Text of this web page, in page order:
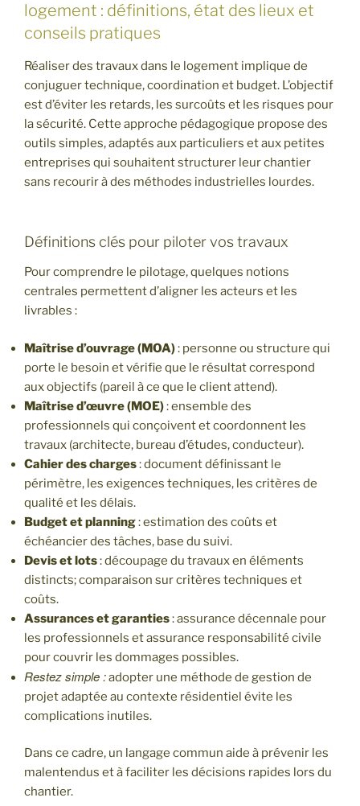
logement : définitions, état des lieux et
conseils pratiques
Réaliser des travaux dans le logement implique de
conjuguer technique, coordination et budget. L’objectif
est d’éviter les retards, les surcoûts et les risques pour
la sécurité. Cette approche pédagogique propose des
outils simples, adaptés aux particuliers et aux petites
entreprises qui souhaitent structurer leur chantier
sans recourir à des méthodes industrielles lourdes.
Définitions clés pour piloter vos travaux
Pour comprendre le pilotage, quelques notions
centrales permettent d’aligner les acteurs et les
livrables :
Maîtrise d’ouvrage (MOA): personne ou structure qui
porte le besoin et vérifie que le résultat correspond
aux objectifs (pareil à ce que le client attend).
Maîtrise d’œuvre (MOE): ensemble des
professionnels qui conçoivent et coordonnent les
travaux (architecte, bureau d’études, conducteur).
Cahier des charges: document définissant le
périmètre, les exigences techniques, les critères de
qualité et les délais.
Budget et planning: estimation des coûts et
échéancier des tâches, base du suivi.
Devis et lots: découpage du travaux en éléments
distincts; comparaison sur critères techniques et
coûts.
Assurances et garanties: assurance décennale pour
les professionnels et assurance responsabilité civile
pour couvrir les dommages possibles.
Restez simple :adopter une méthode de gestion de
projet adaptée au contexte résidentiel évite les
complications inutiles.
Dans ce cadre, un langage commun aide à prévenir les
malentendus et à faciliter les décisions rapides lors du
chantier.